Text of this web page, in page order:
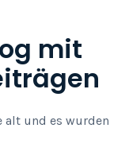
mit
alt und es wurden